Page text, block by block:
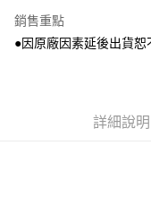
【大哥付你分期使用說明】
1.本服務由台灣大哥大提供
2.付款方式選擇「大哥付
消。如遇「轉專審核」未
ATM付款
每筆NT$90，滿
銷售重點
●因原廠因素延後出貨恕
詳細說明